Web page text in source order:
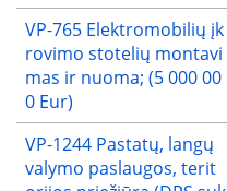
VP-765 Elektromobilių įk
rovimo stotelių montavi
mas ir nuoma; (5 000 00
0 Eur)
VP-1244 Pastatų, langų
valymo paslaugos, terit